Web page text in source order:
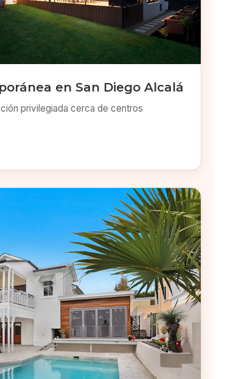
en San Diego Alcalá
privilegiada cerca de centros